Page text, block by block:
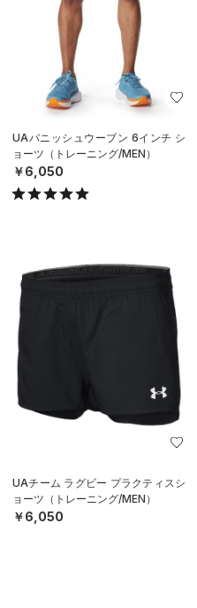
UAバニッシュウーブン 6インチ シ
ョーツ（トレーニング/MEN）
￥6,050
UAチーム ラグビー プラクティスシ
ョーツ（トレーニング/MEN）
￥6,050